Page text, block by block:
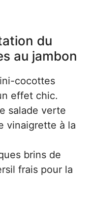
du
au jambon
cocottes
effet chic.
salade verte
vinaigrette à la
brins de
frais pour la